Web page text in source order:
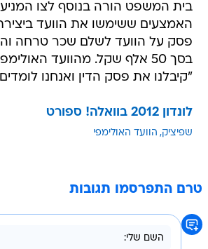
בית המשפט הורה בנוסף לצו
האמצעים ששימשו את הוועד
פסק על הוועד לשלם שכר טרחה
בסך 50 אלף שקל. מהוועד
"קיבלנו את פסק הדין ואנחנו
לונדון 2012 בוואלה! ספורט
שפיציק הוועד האולימפי
טרם התפרסמו תגובות